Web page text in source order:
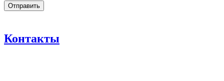
Контакты